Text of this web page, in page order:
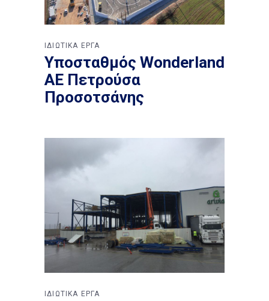
ΙΔΙΩΤΙΚΑ ΕΡΓΑ
Υποσταθμός Wonderland
ΑΕ Πετρούσα
Προσοτσάνης
ΙΔΙΩΤΙΚΑ ΕΡΓΑ